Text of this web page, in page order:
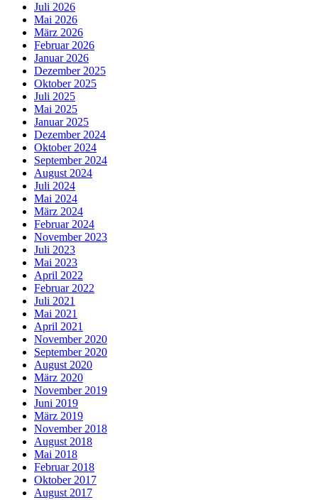
Juli 2026
Mai 2026
März 2026
Februar 2026
Januar 2026
Dezember 2025
Oktober 2025
Juli 2025
Mai 2025
Januar 2025
Dezember 2024
Oktober 2024
September 2024
August 2024
Juli 2024
Mai 2024
März 2024
Februar 2024
November 2023
Juli 2023
Mai 2023
April 2022
Februar 2022
Juli 2021
Mai 2021
April 2021
November 2020
September 2020
August 2020
März 2020
November 2019
Juni 2019
März 2019
November 2018
August 2018
Mai 2018
Februar 2018
Oktober 2017
August 2017